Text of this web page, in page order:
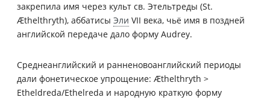
закрепила имя через культ св. Этельтреды (St.
Æthelthryth), аббатисы Эли VII века, чьё имя в поздней
английской передаче дало форму Audrey.
Среднеанглийский и ранненовоанглийский периоды
дали фонетическое упрощение: Æthelthryth >
Etheldreda/Ethelreda и народную краткую форму